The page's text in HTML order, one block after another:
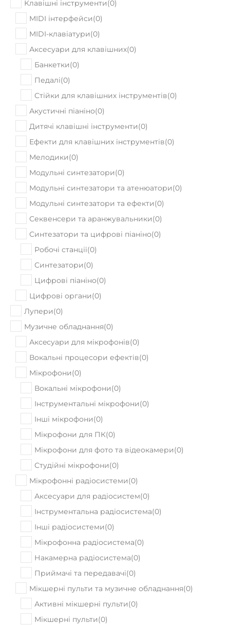
Клавішні інструменти(0)
MIDI інтерфейси(0)
MIDI-клавіатури(0)
Аксесуари для клавішних(0)
Банкетки(0)
Педалі(0)
Стійки для клавішних інструментів(0)
Акустичні піаніно(0)
Дитячі клавішні інструменти(0)
Ефекти для клавішних інструментів(0)
Мелодики(0)
Модульні синтезатори(0)
Модульні синтезатори та атенюатори(0)
Модульні синтезатори та ефекти(0)
Секвенсери та аранжувальники(0)
Синтезатори та цифрові піаніно(0)
Робочі станції(0)
Синтезатори(0)
Цифрові піаніно(0)
Цифрові органи(0)
Лупери(0)
Музичне обладнання(0)
Аксeсуари для мікрофонів(0)
Вокальні процесори ефектів(0)
Мікрофони(0)
Вокальні мікрофони(0)
Інструментальні мікрофони(0)
Інші мікрофони(0)
Мікрофони для ПК(0)
Мікрофони для фото та відеокамери(0)
Студійні мікрофони(0)
Мікрофонні радіосистеми(0)
Аксесуари для радіосистем(0)
Інструментальна радіосистема(0)
Інші радіосистеми(0)
Мікрофонна радіосистема(0)
Накамерна радіосистема(0)
Приймачі та передавачі(0)
Мікшерні пульти та музичне обладнання(0)
Активні мікшерні пульти(0)
Мікшерні пульти(0)